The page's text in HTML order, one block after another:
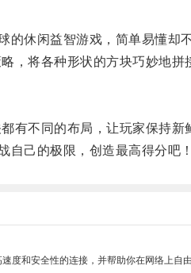
休闲益智游戏，简单易懂却不
将各种形状的方块巧妙地拼
不同的布局，让玩家保持新
己的极限，创造最高得分吧！
度和安全性的连接，并帮助你在网络上自由